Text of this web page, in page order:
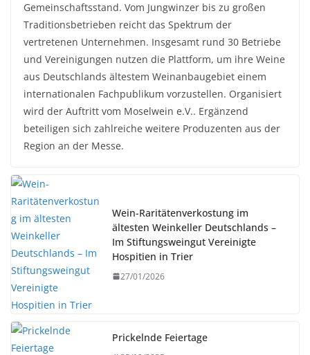
Gemeinschaftsstand. Vom Jungwinzer bis zu großen
Traditionsbetrieben reicht das Spektrum der
vertretenen Unternehmen. Insgesamt rund 30 Betriebe
und Vereinigungen nutzen die Plattform, um ihre Weine
aus Deutschlands ältestem Weinanbaugebiet einem
internationalen Fachpublikum vorzustellen. Organisiert
wird der Auftritt vom Moselwein e.V.. Ergänzend
beteiligen sich zahlreiche weitere Produzenten aus der
Region an der Messe.
Wein-Raritätenverkostung im
ältesten Weinkeller Deutschlands –
Im Stiftungsweingut Vereinigte
Hospitien in Trier
27/01/2026
Prickelnde Feiertage